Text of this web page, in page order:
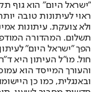
"ישראל היום" הוא גוף
ראוי לעיתונות טובה
ולא צועקת. עיתונות
הפך "ישראל היום"
חול. מו"ל העיתון היא
והעורך המייסד הוא